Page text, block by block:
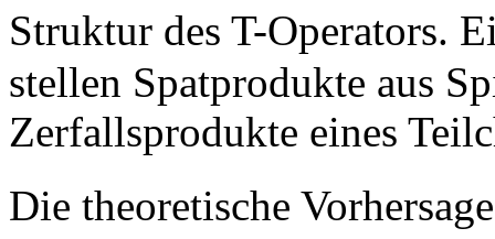
Struktur des T-Operators.
stellen Spatprodukte aus
Zerfallsprodukte eines
Die theoretische